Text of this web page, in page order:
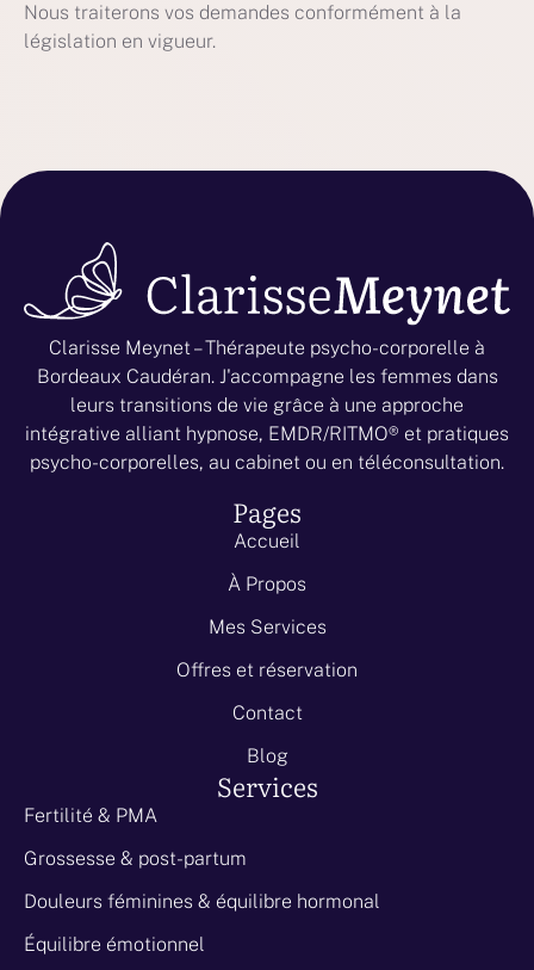
Nous traiterons vos demandes conformément à la
législation en vigueur.
Clarisse Meynet – Thérapeute psycho-corporelle à
Bordeaux Caudéran. J'accompagne les femmes dans
leurs transitions de vie grâce à une approche
intégrative alliant hypnose, EMDR/RITMO® et pratiques
psycho-corporelles, au cabinet ou en téléconsultation.
Pages
Accueil
À Propos
Mes Services
Offres et réservation
Contact
Blog
Services
Fertilité & PMA
Grossesse & post-partum
Douleurs féminines & équilibre hormonal
Équilibre émotionnel